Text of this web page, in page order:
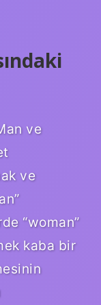
ve
ve
“woman”
kaba bir